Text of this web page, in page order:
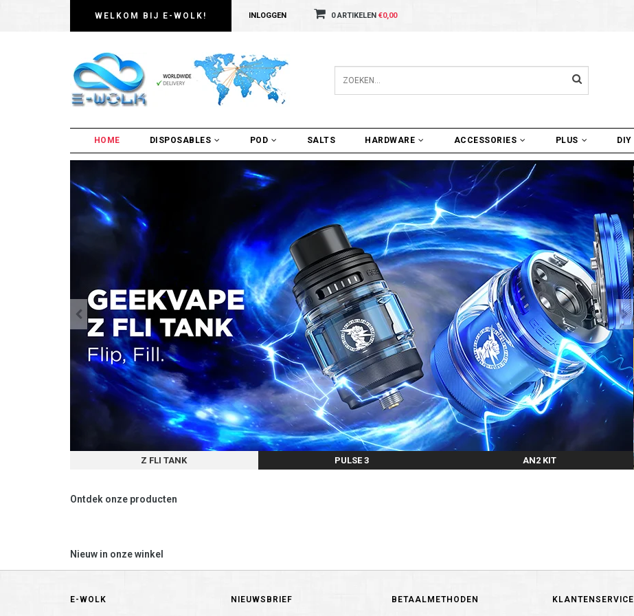
WELKOM BIJ E-WOLK! INLOGGEN 0 ARTIKELEN €0,00
HOME DISPOSABLES POD SALTS HARDWARE ACCESSORIES PLUS DIY
Z FLI TANK PULSE 3 AN2 KIT
Ontdek onze producten
Nieuw in onze winkel
E-WOLK NIEUWSBRIEF BETAALMETHODEN KLANTENSERVICE